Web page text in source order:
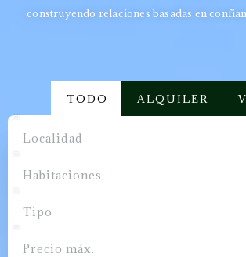
construyendo relaciones basadas en
TODO ALQUILER
Localidad
Habitaciones
Tipo
Precio máx.